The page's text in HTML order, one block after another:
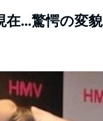
在…驚愕の変貌